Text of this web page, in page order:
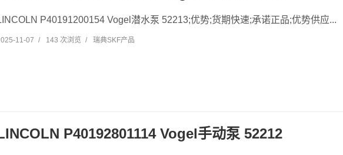
P40191200154 Vogel潜水泵 52213;优势;货期快速;承诺正品;优势供应...
11-07 / 143 次浏览 / 瑞典SKF产品
P40192801114 Vogel手动泵 52212